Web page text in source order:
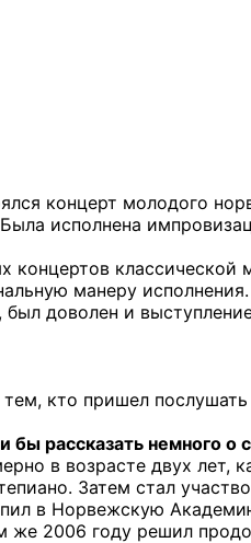
концерт молодого
исполнена
концертов
манеру исполнения.
доволен и
кто пришел
бы рассказать немного о
в возрасте двух лет,
Затем стал
в Норвежскую
2006 году решил